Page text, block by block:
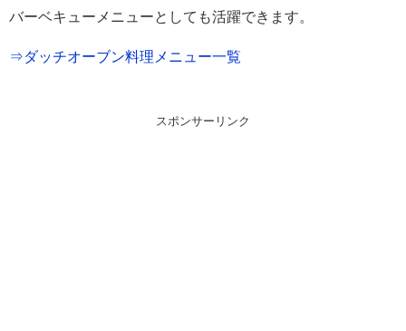
バーベキューメニューとしても活躍できます。
⇒ダッチオーブン料理メニュー一覧
スポンサーリンク